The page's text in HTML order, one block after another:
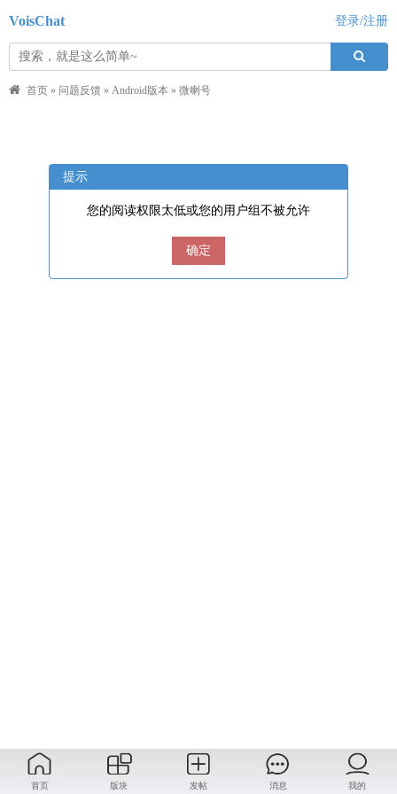
首页 版块 发帖 消息 我的
VoisChat 登录/注册
首页 » 问题反馈 » Android版本 » 微喇号
提示
您的阅读权限太低或您的用户组不被允许
确定